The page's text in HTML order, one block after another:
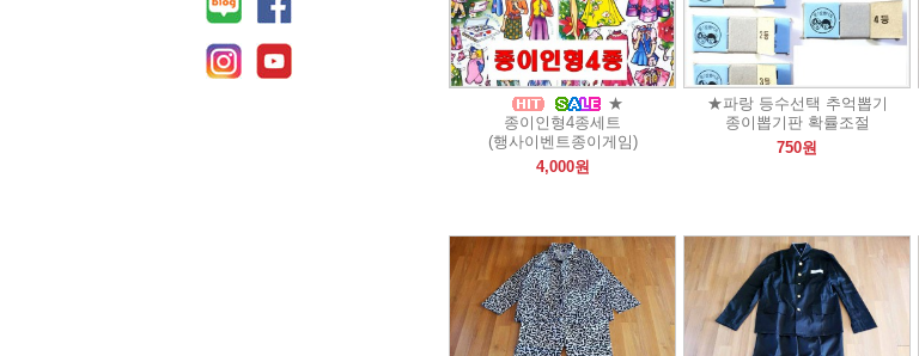
★
종이인형4종세트
(행사이벤트종이게임)
4,000원
★파랑 등수선택 추억뽑기
종이뽑기판 확률조절
750원